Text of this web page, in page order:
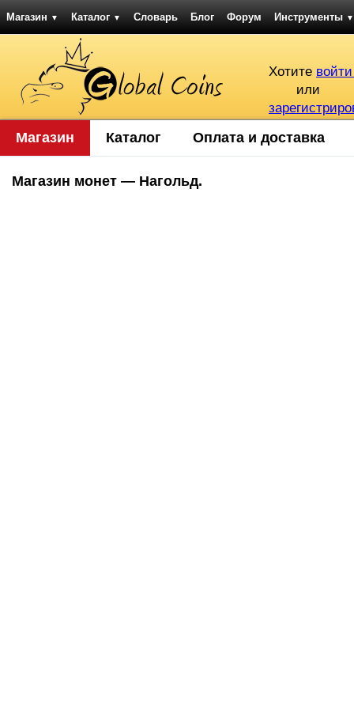
Магазин ▼ Каталог ▼ Словарь Блог Форум Инструменты ▼
Хотите
или
Магазин Каталог Оплата и доставка
Магазин монет — Нагольд.